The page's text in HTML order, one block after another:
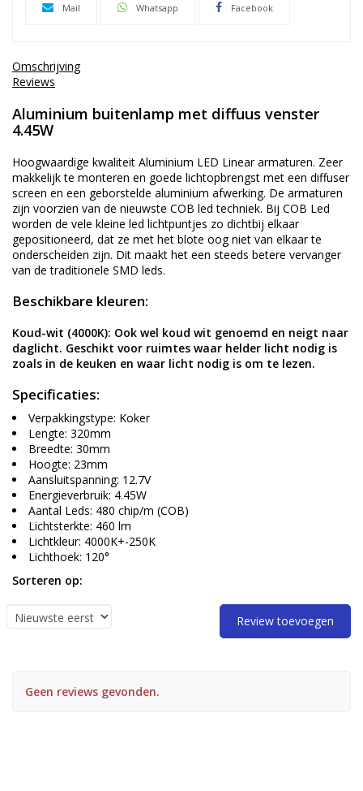
Mail Whatsapp Facebook
Omschrijving
Reviews
Aluminium buitenlamp met diffuus venster
4.45W
Hoogwaardige kwaliteit Aluminium LED Linear armaturen. Zeer
makkelijk te monteren en goede lichtopbrengst met een diffuser
screen en een geborstelde aluminium afwerking. De armaturen
zijn voorzien van de nieuwste COB led techniek. Bij COB Led
worden de vele kleine led lichtpuntjes zo dichtbij elkaar
gepositioneerd, dat ze met het blote oog niet van elkaar te
onderscheiden zijn. Dit maakt het een steeds betere vervanger
van de traditionele SMD leds.
Beschikbare kleuren:
Koud-wit (4000K): Ook wel koud wit genoemd en neigt naar
daglicht. Geschikt voor ruimtes waar helder licht nodig is
zoals in de keuken en waar licht nodig is om te lezen.
Specificaties:
Verpakkingstype: Koker
Lengte: 320mm
Breedte: 30mm
Hoogte: 23mm
Aansluitspanning: 12.7V
Energieverbruik: 4.45W
Aantal Leds: 480 chip/m (COB)
Lichtsterkte: 460 lm
Lichtkleur: 4000K+-250K
Lichthoek: 120°
Sorteren op:
Review toevoegen
Geen reviews gevonden.